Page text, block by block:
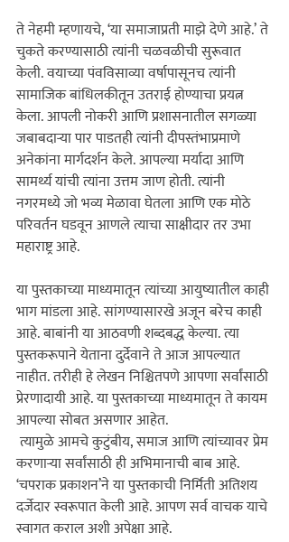
ते नेहमी म्हणायचे, ‘या समाजाप्रती माझे देणे आहे.’ ते
चुकते करण्यासाठी त्यांनी चळवळीची सुरूवात
केली. वयाच्या पंवविसाव्या वर्षापासूनच त्यांनी
सामाजिक बांधिलकीतून उतराई होण्याचा प्रयत्न
केला. आपली नोकरी आणि प्रशासनातील सगळ्या
जबाबदाऱ्या पार पाडतही त्यांनी दीपस्तंभाप्रमाणे
अनेकांना मार्गदर्शन केले. आपल्या मर्यादा आणि
सामर्थ्य यांची त्यांना उत्तम जाण होती. त्यांनी
नगरमध्ये जो भव्य मेळावा घेतला आणि एक मोठे
परिवर्तन घडवून आणले त्याचा साक्षीदार तर उभा
या पुस्तकाच्या माध्यमातून त्यांच्या आयुष्यातील काही
भाग मांडला आहे. सांगण्यासारखे अजून बरेच काही
आहे. बाबांनी या आठवणी शब्दबद्ध केल्या. त्या
पुस्तकरूपाने येताना दुर्देवाने ते आज आपल्यात
नाहीत. तरीही हे लेखन निश्चितपणे आपणा सर्वांसाठी
प्रेरणादायी आहे. या पुस्तकाच्या माध्यमातून ते कायम
आपल्या सोबत असणार आहेत.
त्यामुळे आमचे कुटुंबीय, समाज आणि त्यांच्यावर प्रेम
करणाऱ्या सर्वांसाठी ही अभिमानाची बाब आहे.
‘चपराक प्रकाशन‌’ने या पुस्तकाची निर्मिती अतिशय
दर्जेदार स्वरूपात केली आहे. आपण सर्व वाचक याचे
स्वागत कराल अशी अपेक्षा आहे.